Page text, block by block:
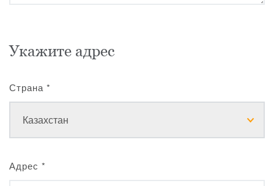
Укажите адрес
Страна *
Адрес *